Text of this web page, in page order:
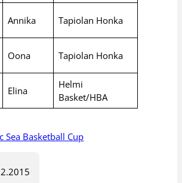
Annika Tapiolan Honka
Oona Tapiolan Honka
Elina
Helmi
Basket/HBA
Sea Basketball Cup